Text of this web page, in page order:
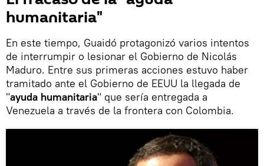
humanitaria"
En este tiempo, Guaidó protagonizó varios intentos
de interrumpir o lesionar el Gobierno de Nicolás
Maduro. Entre sus primeras acciones estuvo haber
tramitado ante el Gobierno de EEUU la llegada de
"ayuda humanitaria" que sería entregada a
Venezuela a través de la frontera con Colombia.